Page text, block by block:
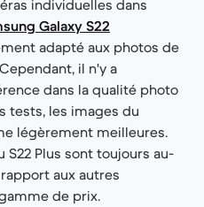
individuelles dans
Galaxy S22
adapté aux photos de
il n'y a
dans la qualité photo
tests, les images du
légèrement meilleures.
S22 Plus sont toujours au-
aux autres
de prix.